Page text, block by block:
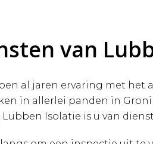
van
al jaren ervaring met
in allerlei panden in
Isolatie is u van